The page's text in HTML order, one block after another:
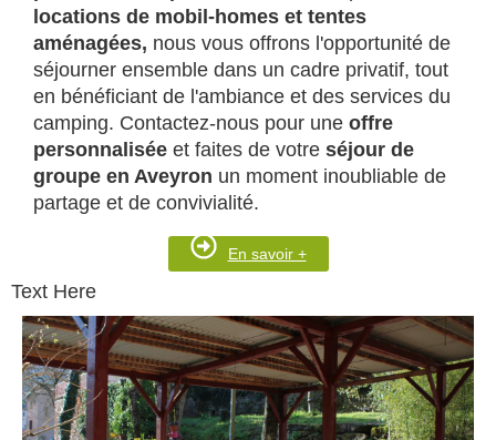
locations de mobil-homes et tentes
aménagées, nous vous offrons l'opportunité de
séjourner ensemble dans un cadre privatif, tout
en bénéficiant de l'ambiance et des services du
camping. Contactez-nous pour une offre
personnalisée et faites de votre séjour de
groupe en Aveyron un moment inoubliable de
partage et de convivialité.
En savoir +
Text Here